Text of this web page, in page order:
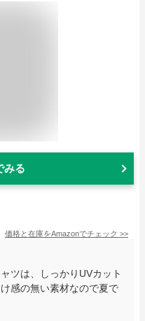
みる
価格と在庫をAmazonでチェック >>
ツは、しっかりUVカット
感の無い素材なので夏で